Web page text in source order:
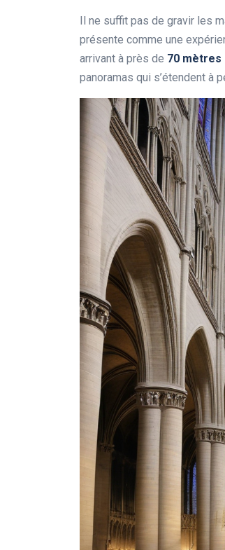
Il ne suffit pas de gravir les
présente comme une
arrivant à près de 70 mètres
panoramas qui s’étendent à